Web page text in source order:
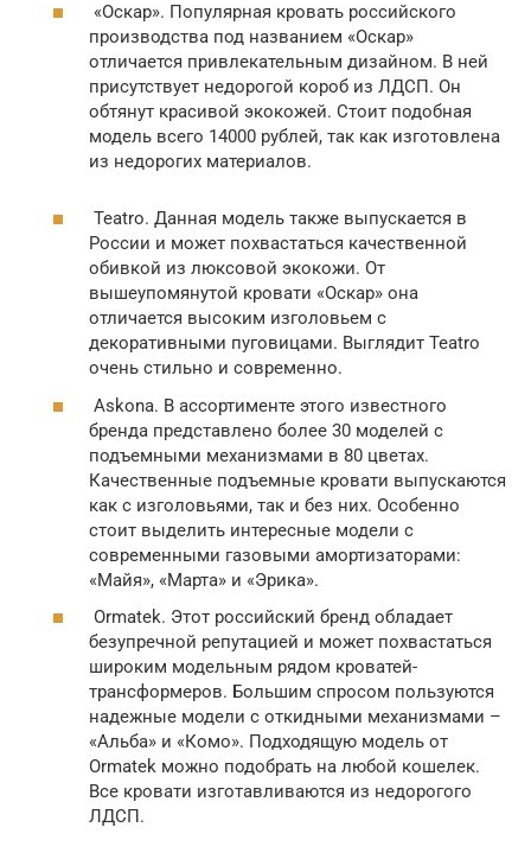
«Оскар». Популярная кровать российского
производства под названием «Оскар»
отличается привлекательным дизайном. В ней
присутствует недорогой короб из ЛДСП. Он
обтянут красивой экокожей. Стоит подобная
модель всего 14000 рублей, так как изготовлена
из недорогих материалов.
Teatro. Данная модель также выпускается в
России и может похвастаться качественной
обивкой из люксовой экокожи. От
вышеупомянутой кровати «Оскар» она
отличается высоким изголовьем с
декоративными пуговицами. Выглядит Teatro
очень стильно и современно.
Askona. В ассортименте этого известного
бренда представлено более 30 моделей с
подъемными механизмами в 80 цветах.
Качественные подъемные кровати выпускаются
как с изголовьями, так и без них. Особенно
стоит выделить интересные модели с
современными газовыми амортизаторами:
«Майя», «Марта» и «Эрика».
Ormatek. Этот российский бренд обладает
безупречной репутацией и может похвастаться
широким модельным рядом кроватей-
трансформеров. Большим спросом пользуются
надежные модели с откидными механизмами –
«Альба» и «Комо». Подходящую модель от
Ormatek можно подобрать на любой кошелек.
Все кровати изготавливаются из недорогого
ЛДСП.